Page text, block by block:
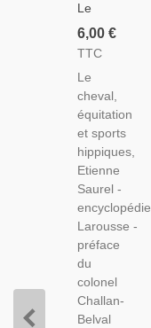
Le
Cheval,
Équitation
Hippiques,
Etienne
Saurel,
1966 -,
Hippisme,
Équitation,
Chevaux,
Sports,
6,00 €
TTC
Le
cheval,
équitation
et sports
hippiques,
Etienne
Saurel -
encyclopédie
Larousse -
préface
du
colonel
Challan-
Belval